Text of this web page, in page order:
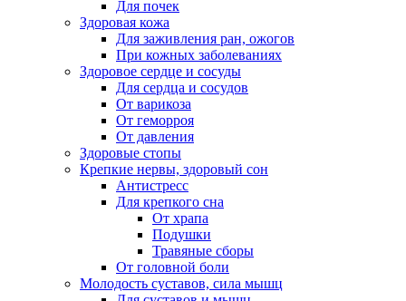
Для почек
Здоровая кожа
Для заживления ран, ожогов
При кожных заболеваниях
Здоровое сердце и сосуды
Для сердца и сосудов
От варикоза
От геморроя
От давления
Здоровые стопы
Крепкие нервы, здоровый сон
Антистресс
Для крепкого сна
От храпа
Подушки
Травяные сборы
От головной боли
Молодость суставов, сила мышц